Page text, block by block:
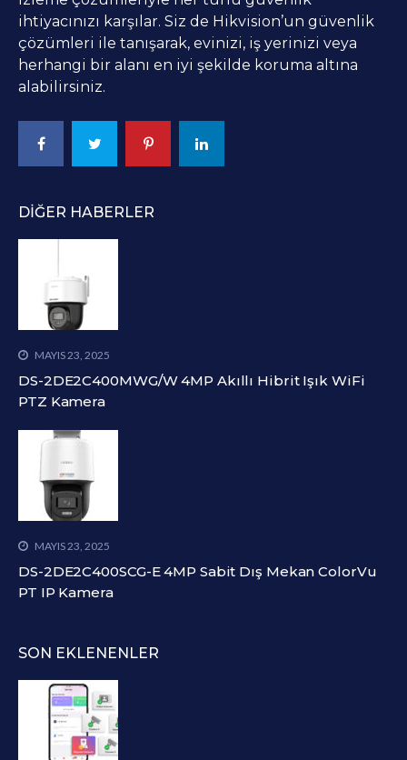
ihtiyacınızı karşılar. Siz de Hikvision’un güvenlik
çözümleri ile tanışarak, evinizi, iş yerinizi veya
herhangi bir alanı en iyi şekilde koruma altına
alabilirsiniz.
DIĞER HABERLER
MAYIS 23, 2025
DS-2DE2C400MWG/W 4MP Akıllı Hibrit Işık WiFi
PTZ Kamera
MAYIS 23, 2025
DS-2DE2C400SCG-E 4MP Sabit Dış Mekan ColorVu
PT IP Kamera
SON EKLENENLER